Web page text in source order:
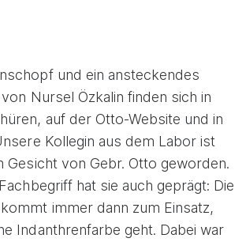
und ein ansteckendes
Nursel Özkalin finden sich in
auf der Otto-Website und in
Kollegin aus dem Labor ist
Gesicht von Gebr. Otto geworden.
hat sie auch geprägt: Die
immer dann zum Einsatz,
Indanthrenfarbe geht. Dabei war